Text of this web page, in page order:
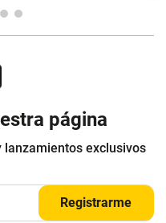
página
exclusivos
Registrarme